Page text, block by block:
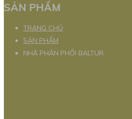
SẢN PHẨM
TRANG CHỦ
SẢN PHẨM
NHÀ PHÂN PHỐI BALTUR